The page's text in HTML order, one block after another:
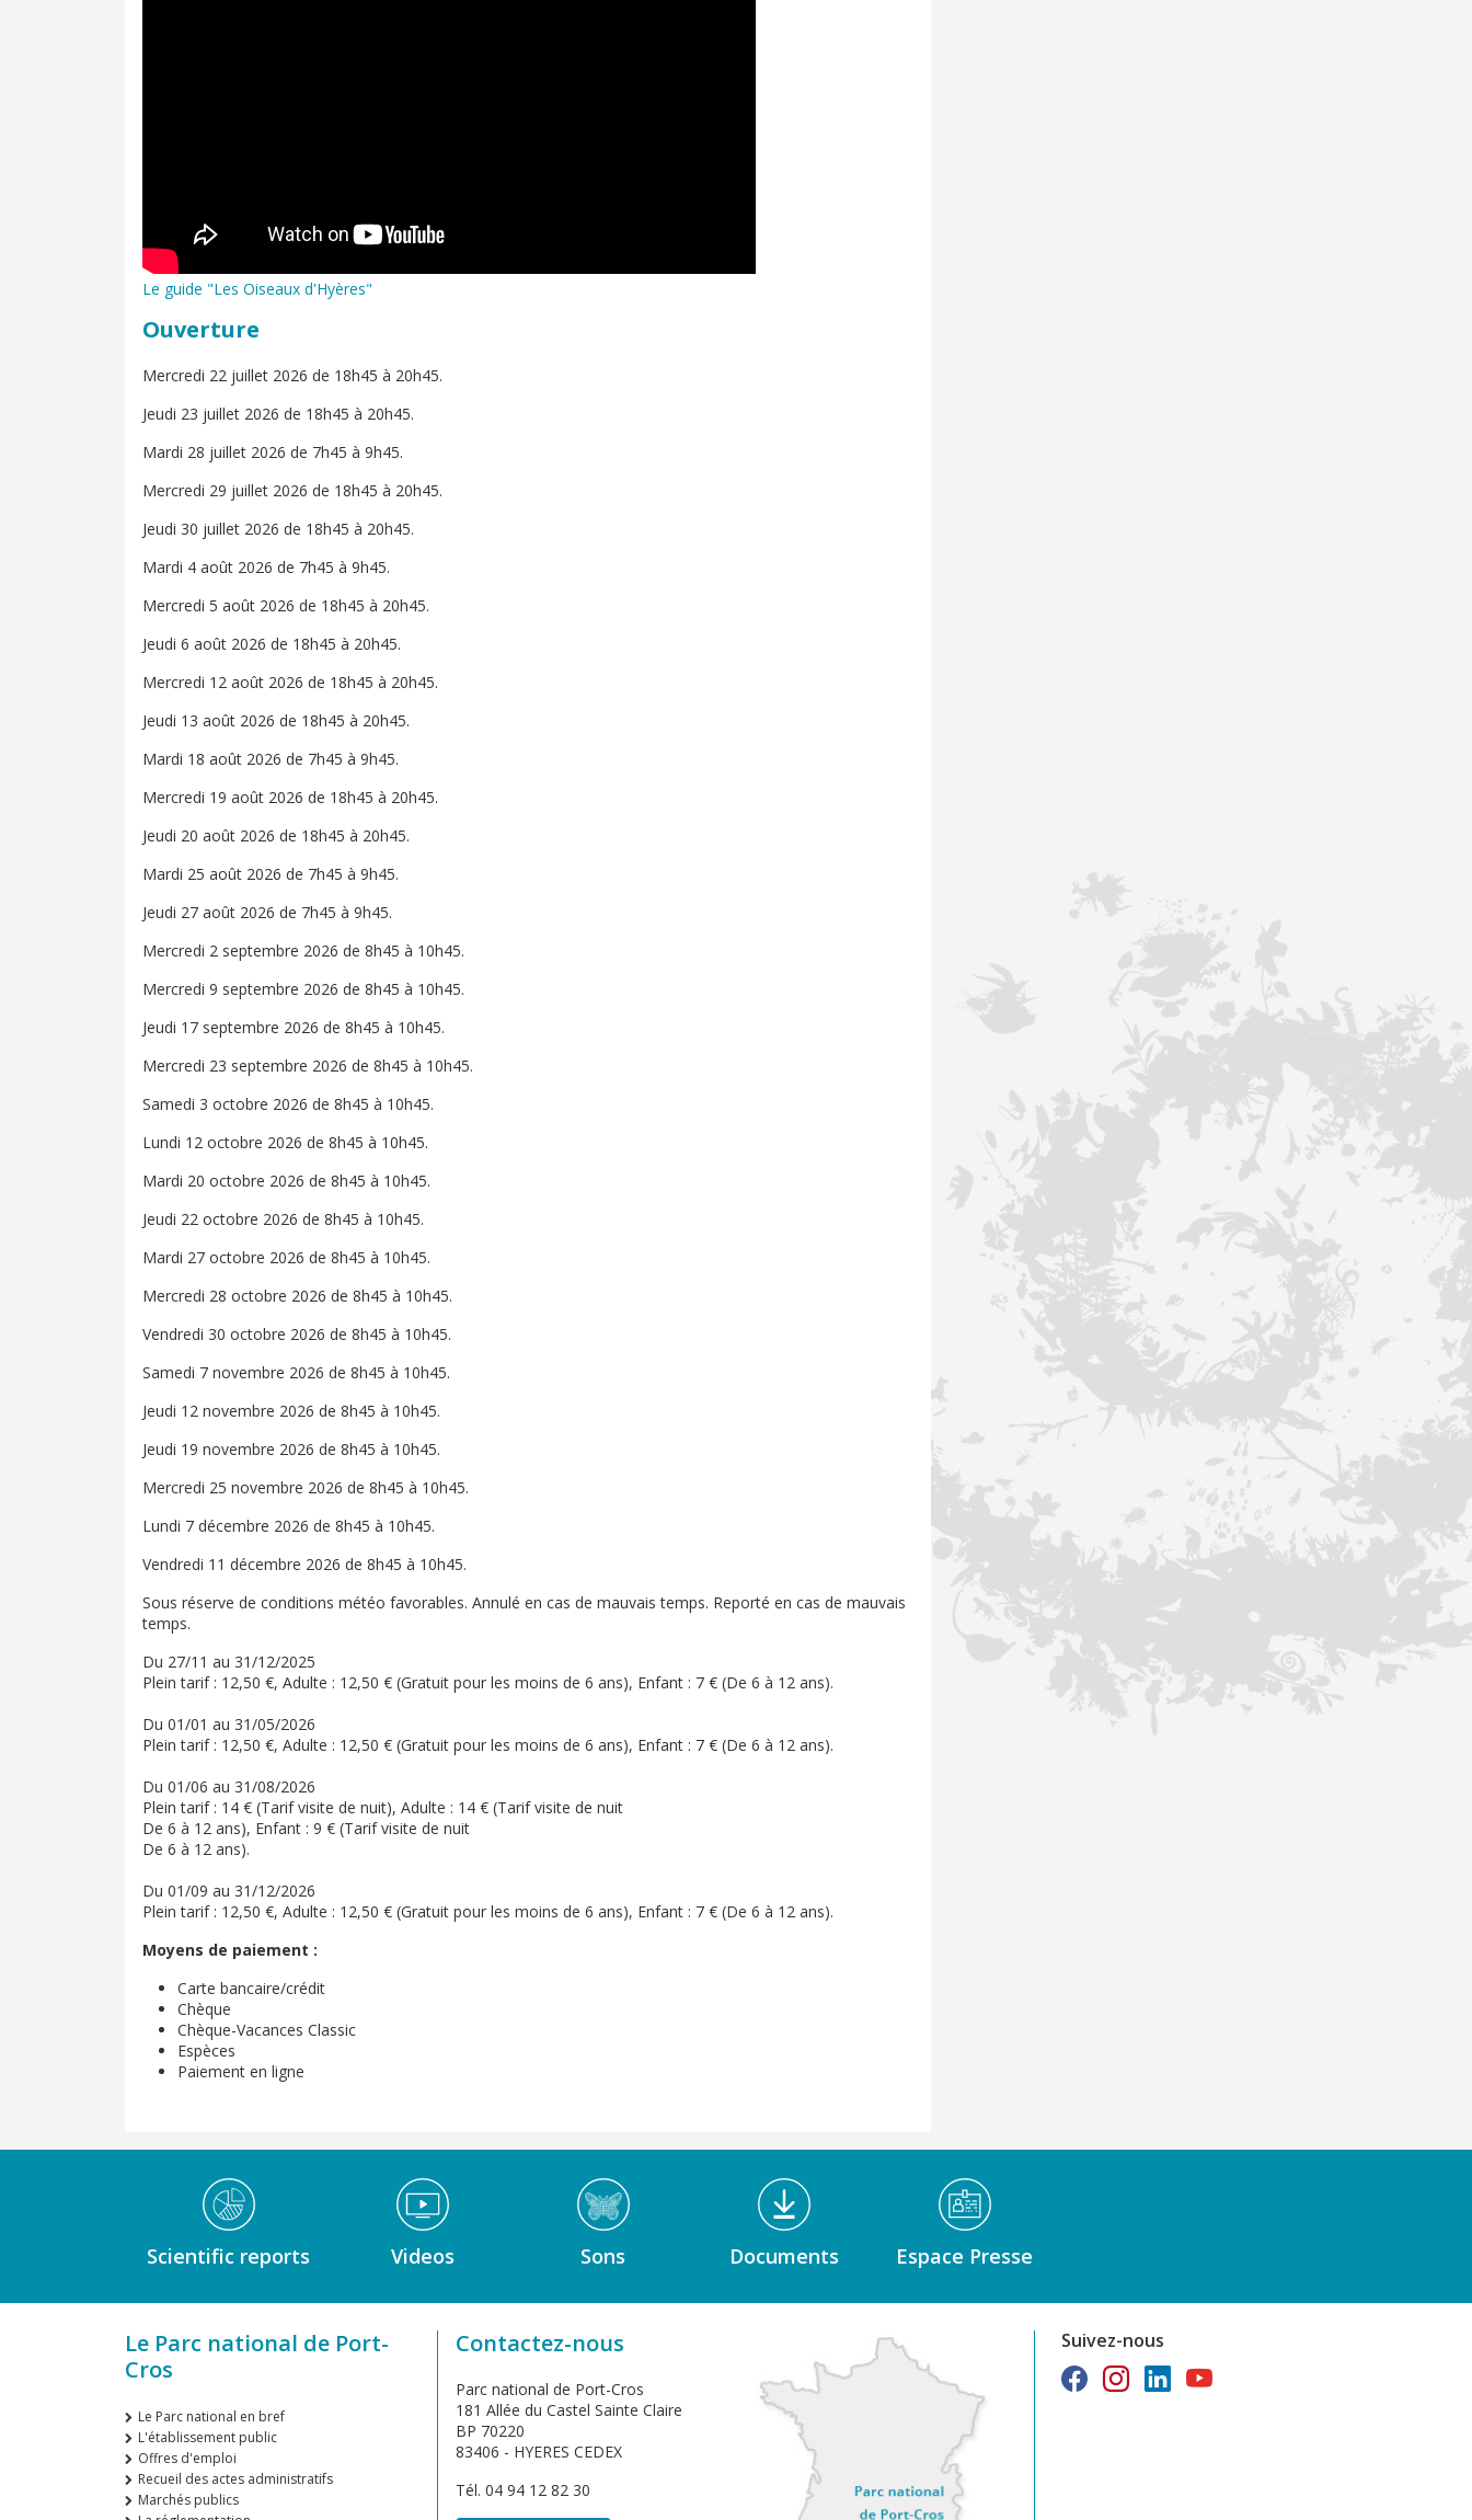
Le guide "Les Oiseaux d'Hyères"
Ouverture
Mercredi 22 juillet 2026 de 18h45 à 20h45.
Jeudi 23 juillet 2026 de 18h45 à 20h45.
Mardi 28 juillet 2026 de 7h45 à 9h45.
Mercredi 29 juillet 2026 de 18h45 à 20h45.
Jeudi 30 juillet 2026 de 18h45 à 20h45.
Mardi 4 août 2026 de 7h45 à 9h45.
Mercredi 5 août 2026 de 18h45 à 20h45.
Jeudi 6 août 2026 de 18h45 à 20h45.
Mercredi 12 août 2026 de 18h45 à 20h45.
Jeudi 13 août 2026 de 18h45 à 20h45.
Mardi 18 août 2026 de 7h45 à 9h45.
Mercredi 19 août 2026 de 18h45 à 20h45.
Jeudi 20 août 2026 de 18h45 à 20h45.
Mardi 25 août 2026 de 7h45 à 9h45.
Jeudi 27 août 2026 de 7h45 à 9h45.
Mercredi 2 septembre 2026 de 8h45 à 10h45.
Mercredi 9 septembre 2026 de 8h45 à 10h45.
Jeudi 17 septembre 2026 de 8h45 à 10h45.
Mercredi 23 septembre 2026 de 8h45 à 10h45.
Samedi 3 octobre 2026 de 8h45 à 10h45.
Lundi 12 octobre 2026 de 8h45 à 10h45.
Mardi 20 octobre 2026 de 8h45 à 10h45.
Jeudi 22 octobre 2026 de 8h45 à 10h45.
Mardi 27 octobre 2026 de 8h45 à 10h45.
Mercredi 28 octobre 2026 de 8h45 à 10h45.
Vendredi 30 octobre 2026 de 8h45 à 10h45.
Samedi 7 novembre 2026 de 8h45 à 10h45.
Jeudi 12 novembre 2026 de 8h45 à 10h45.
Jeudi 19 novembre 2026 de 8h45 à 10h45.
Mercredi 25 novembre 2026 de 8h45 à 10h45.
Lundi 7 décembre 2026 de 8h45 à 10h45.
Vendredi 11 décembre 2026 de 8h45 à 10h45.
Sous réserve de conditions météo favorables. Annulé en cas de mauvais temps. Reporté en cas de mauvais
temps.
Du 27/11 au 31/12/2025
Plein tarif : 12,50 €, Adulte : 12,50 € (Gratuit pour les moins de 6 ans), Enfant : 7 € (De 6 à 12 ans).
Du 01/01 au 31/05/2026
Plein tarif : 12,50 €, Adulte : 12,50 € (Gratuit pour les moins de 6 ans), Enfant : 7 € (De 6 à 12 ans).
Du 01/06 au 31/08/2026
Plein tarif : 14 € (Tarif visite de nuit), Adulte : 14 € (Tarif visite de nuit
De 6 à 12 ans), Enfant : 9 € (Tarif visite de nuit
De 6 à 12 ans).
Du 01/09 au 31/12/2026
Plein tarif : 12,50 €, Adulte : 12,50 € (Gratuit pour les moins de 6 ans), Enfant : 7 € (De 6 à 12 ans).
Moyens de paiement :
Carte bancaire/crédit
Chèque
Chèque-Vacances Classic
Espèces
Paiement en ligne
Médiathèque Footer
Scientific reports Videos Sons Documents Espace Presse
Le Parc national de Port-
Cros
Le Parc national en bref
L'établissement public
Offres d'emploi
Recueil des actes administratifs
Marchés publics
Contactez-nous
Parc national de Port-Cros
181 Allée du Castel Sainte Claire
BP 70220
83406 - HYERES CEDEX
Tél. 04 94 12 82 30
Suivez-nous